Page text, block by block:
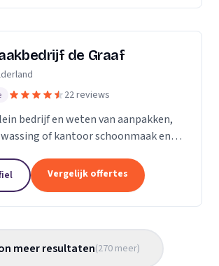
de Graaf
22 reviews
bedrijf en weten van aanpakken,
of kantoor schoonmaak en
schoon gemaakt moet worden is
Vergelijk offertes
meer resultaten(270 meer)